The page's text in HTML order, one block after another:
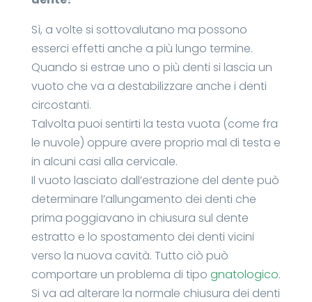
Sì, a volte si sottovalutano ma possono
esserci effetti anche a più lungo termine.
Quando si estrae uno o più denti si lascia un
vuoto che va a destabilizzare anche i denti
circostanti.
Talvolta puoi sentirti la testa vuota (come fra
le nuvole) oppure avere proprio mal di testa e
in alcuni casi alla cervicale.
Il vuoto lasciato dall’estrazione del dente può
determinare l’allungamento dei denti che
prima poggiavano in chiusura sul dente
estratto e lo spostamento dei denti vicini
verso la nuova cavità. Tutto ciò può
comportare un problema di tipo gnatologico.
Si va ad alterare la normale chiusura dei denti